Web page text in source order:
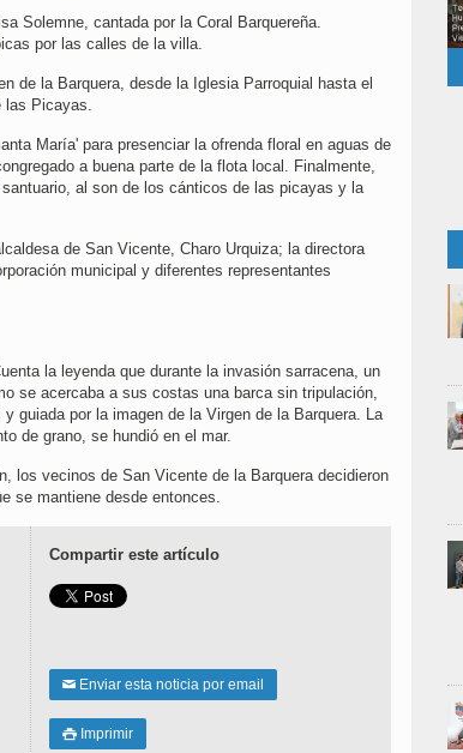
Solemne, cantada por la Coral Barquereña.
por las calles de la villa.
de la Barquera, desde la Iglesia Parroquial hasta el
las Picayas.
María' para presenciar la ofrenda floral en aguas de
a buena parte de la flota local. Finalmente,
al son de los cánticos de las picayas y la
de San Vicente, Charo Urquiza; la directora
municipal y diferentes representantes
la leyenda que durante la invasión sarracena, un
se acercaba a sus costas una barca sin tripulación,
guiada por la imagen de la Virgen de la Barquera. La
de grano, se hundió en el mar.
los vecinos de San Vicente de la Barquera decidieron
se mantiene desde entonces.
Compartir este artículo
✉ Enviar esta noticia por email
 Imprimir